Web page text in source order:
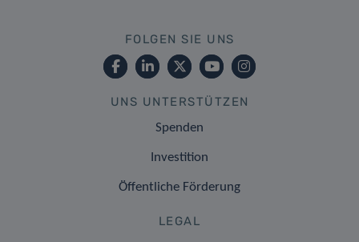
FOLGEN SIE UNS
UNS UNTERSTÜTZEN
Spenden
Investition
Öffentliche Förderung
LEGAL